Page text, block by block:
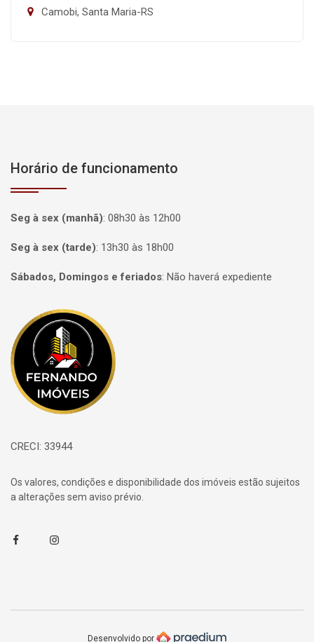
Camobi, Santa Maria-RS
Horário de funcionamento
Seg à sex (manhã): 08h30 às 12h00
Seg à sex (tarde): 13h30 às 18h00
Sábados, Domingos e feriados: Não haverá expediente
Página inicial
CRECI: 33944
Os valores, condições e disponibilidade dos imóveis estão sujeitos
a alterações sem aviso prévio.
FacebookInstagram
Desenvolvido por